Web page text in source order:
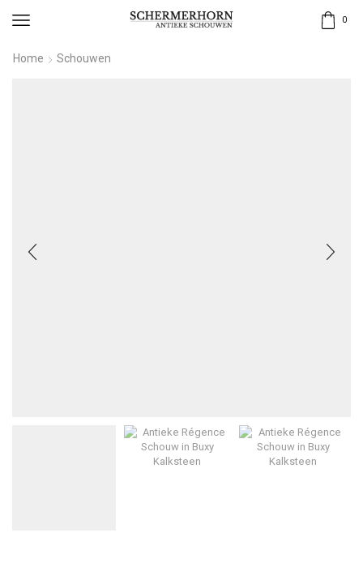
0
Home Schouwen